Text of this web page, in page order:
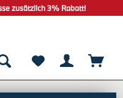
zusätzlich 3% Rabatt!